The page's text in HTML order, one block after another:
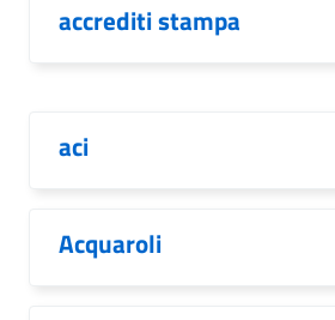
accrediti stampa
aci
Acquaroli